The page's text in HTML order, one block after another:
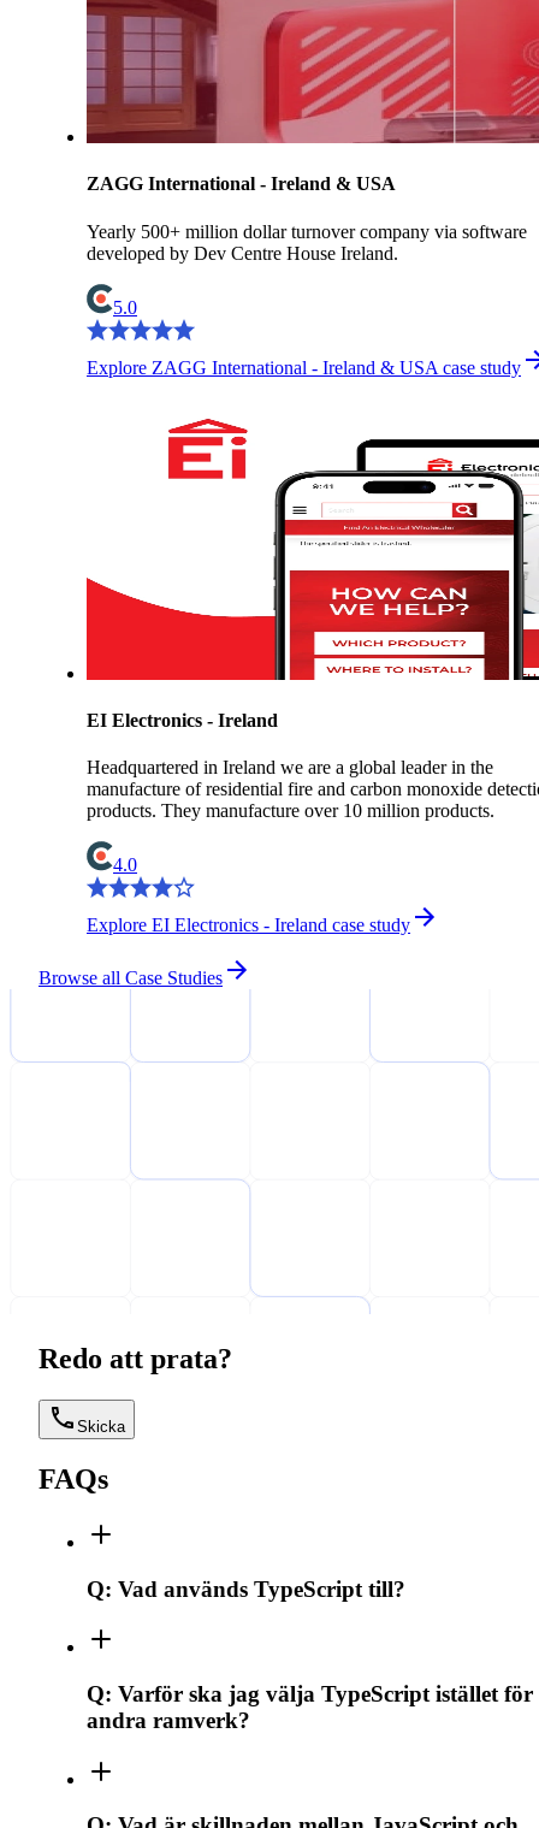
ZAGG International - Ireland & USA
Yearly 500+ million dollar turnover company via software
developed by Dev Centre House Ireland.
5.0
Explore ZAGG International - Ireland & USA case study
EI Electronics - Ireland
Headquartered in Ireland we are a global leader in the
manufacture of residential fire and carbon monoxide
products. They manufacture over 10 million products.
4.0
Explore EI Electronics - Ireland case study
Browse all Case Studies
Redo att prata?
Skicka
FAQs
Q: Vad används TypeScript till?
Q: Varför ska jag välja TypeScript istället för
andra ramverk?